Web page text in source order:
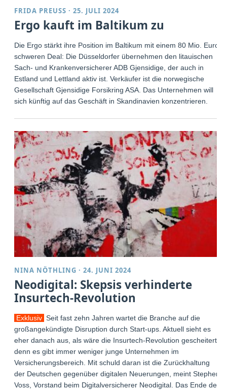
FRIDA PREUSS ·25. JULI 2024
Ergo kauft im Baltikum zu
Die Ergo stärkt ihre Position im Baltikum mit einem 80 Mio. Euro
schweren Deal: Die Düsseldorfer übernehmen den litauischen
Sach- und Krankenversicherer ADB Gjensidige, der auch in
Estland und Lettland aktiv ist. Verkäufer ist die norwegische
Gesellschaft Gjensidige Forsikring ASA. Das Unternehmen will
sich künftig auf das Geschäft in Skandinavien konzentrieren.
NINA NÖTHLING ·24. JUNI 2024
Neodigital: Skepsis verhinderte
Insurtech-Revolution
Exklusiv Seit fast zehn Jahren wartet die Branche auf die
großangekündigte Disruption durch Start-ups. Aktuell sieht es
eher danach aus, als wäre die Insurtech-Revolution gescheitert,
denn es gibt immer weniger junge Unternehmen im
Versicherungsbereich. Mit schuld daran ist die Zurückhaltung
der Deutschen gegenüber digitalen Neuerungen, meint Stephen
Voss, Vorstand beim Digitalversicherer Neodigital. Das Ende der